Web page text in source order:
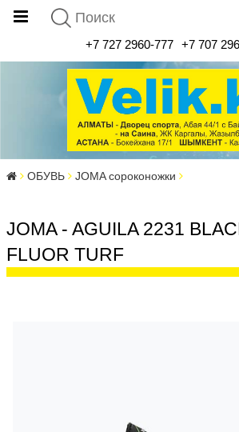
+7 727 2960-777 +7 707
ОБУВЬ JOMA сороконожки
JOMA - AGUILA 2231
FLUOR TURF